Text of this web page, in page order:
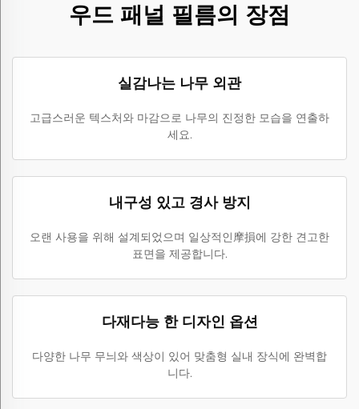
우드 패널 필름의 장점
실감나는 나무 외관
고급스러운 텍스처와 마감으로 나무의 진정한 모습을 연출하
세요.
내구성 있고 경사 방지
오랜 사용을 위해 설계되었으며 일상적인摩損에 강한 견고한
표면을 제공합니다.
다재다능 한 디자인 옵션
다양한 나무 무늬와 색상이 있어 맞춤형 실내 장식에 완벽합
니다.